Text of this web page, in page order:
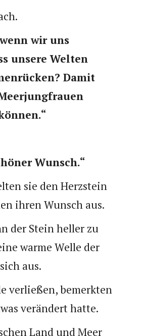
wir uns
unsere Welten
Damit
Wunsch.“
sie den Herzstein
ihren Wunsch aus.
der Stein heller zu
warme Welle der
aus.
verließen, bemerkten
verändert hatte.
Land und Meer